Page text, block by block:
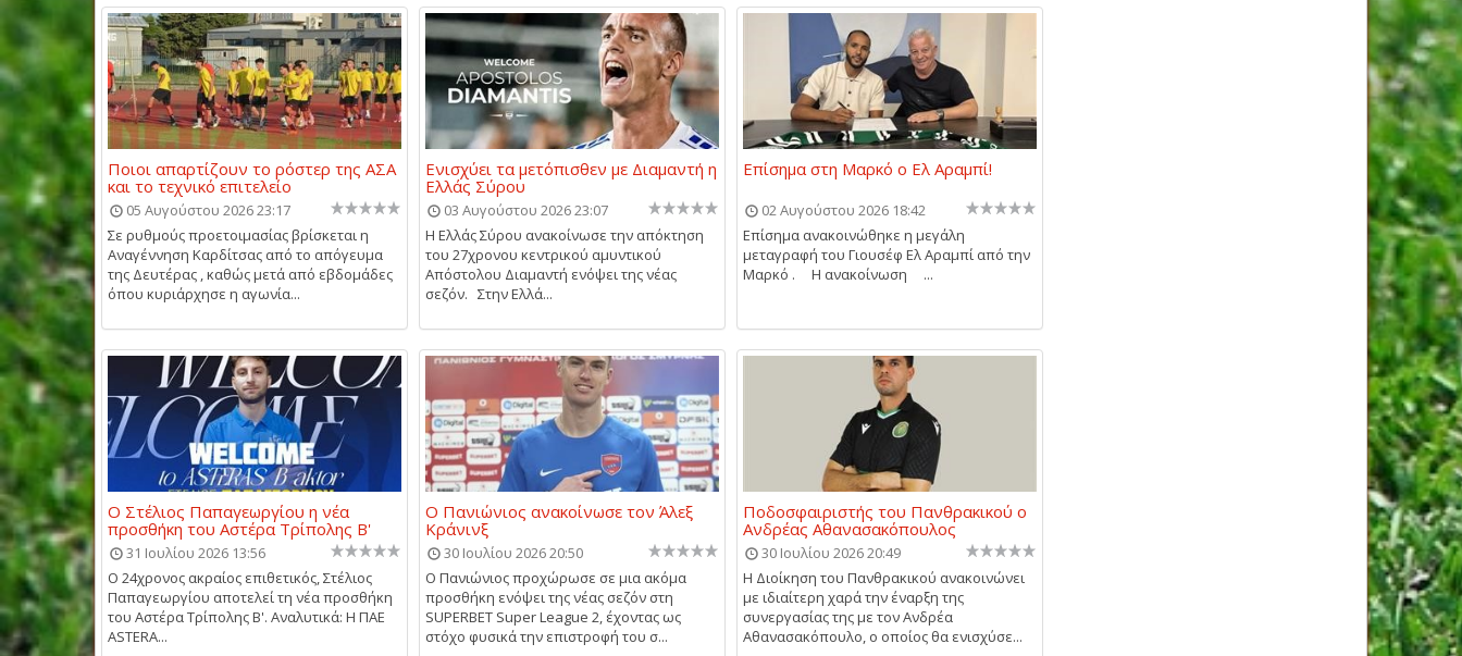
Ποιοι απαρτίζουν το ρόστερ της ΑΣΑ
και το τεχνικό επιτελείο
05 Αυγούστου 2026 23:17
Σε ρυθμούς προετοιμασίας βρίσκεται η
Αναγέννηση Καρδίτσας από το απόγευμα
της Δευτέρας , καθώς μετά από εβδομάδες
όπου κυριάρχησε η αγωνία...
Ενισχύει τα μετόπισθεν με Διαμαντή η
Ελλάς Σύρου
03 Αυγούστου 2026 23:07
Η Ελλάς Σύρου ανακοίνωσε την απόκτηση
του 27χρονου κεντρικού αμυντικού
Απόστολου Διαμαντή ενόψει της νέας
σεζόν. Στην Ελλά...
Επίσημα στη Μαρκό ο Ελ Αραμπί!
02 Αυγούστου 2026 18:42
Επίσημα ανακοινώθηκε η μεγάλη
μεταγραφή του Γιουσέφ Ελ Αραμπί από την
Μαρκό . Η ανακοίνωση ...
Ο Στέλιος Παπαγεωργίου η νέα
προσθήκη του Αστέρα Τρίπολης Β'
31 Ιουλίου 2026 13:56
Ο 24χρονος ακραίος επιθετικός, Στέλιος
Παπαγεωργίου αποτελεί τη νέα προσθήκη
του Αστέρα Τρίπολης Β'. Αναλυτικά: Η ΠΑΕ
ASTERA...
Ο Πανιώνιος ανακοίνωσε τον Άλεξ
Κράνινξ
30 Ιουλίου 2026 20:50
Ο Πανιώνιος προχώρωσε σε μια ακόμα
προσθήκη ενόψει της νέας σεζόν στη
SUPERBET Super League 2, έχοντας ως
στόχο φυσικά την επιστροφή του σ...
Ποδοσφαιριστής του Πανθρακικού ο
Ανδρέας Αθανασακόπουλος
30 Ιουλίου 2026 20:49
Η Διοίκηση του Πανθρακικού ανακοινώνει
με ιδιαίτερη χαρά την έναρξη της
συνεργασίας της με τον Ανδρέα
Αθανασακόπουλο, ο οποίος θα ενισχύσε...